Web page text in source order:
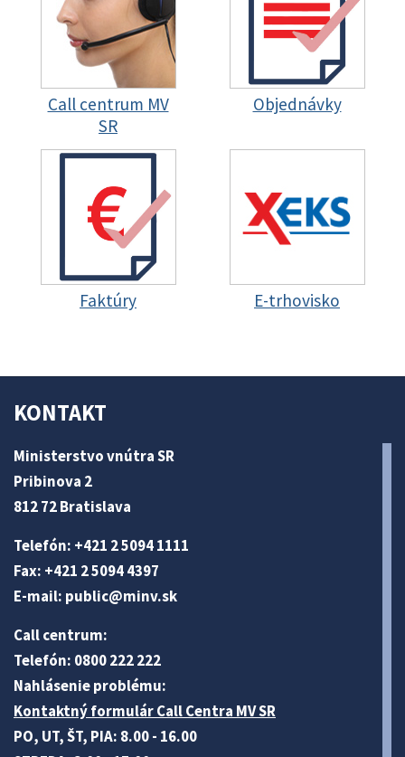
Call centrum MV
SR
Objednávky
Faktúry E-trhovisko
KONTAKT
Ministerstvo vnútra SR
Pribinova 2
812 72 Bratislava
Telefón: +421 2 5094 1111
Fax: +421 2 5094 4397
E-mail: public@minv.sk
Call centrum:
Telefón: 0800 222 222
Nahlásenie problému:
Kontaktný formulár Call Centra MV SR
PO, UT, ŠT, PIA: 8.00 - 16.00